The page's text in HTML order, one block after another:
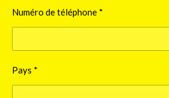
Numéro de téléphone *
Pays *